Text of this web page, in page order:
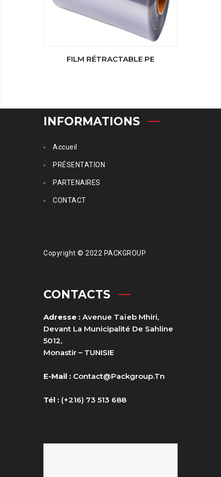
FILM RÉTRACTABLE PE
INFORMATIONS
Accueil
PRÉSENTATION
PARTENAIRES
CONTACT
Copyright © 2022 PACKGROUP
CONTACTS
Adresse : Avenue Taïeb Mhiri,
Devant La Municipalité De Sahline
5012,
Monastir – TUNISIE
E-Mail : Contact@packgroup.tn
Tél : (+216) 73 513 688